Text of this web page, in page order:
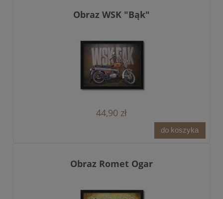
Obraz WSK "Bąk"
44,90 zł
do koszyka
Obraz Romet Ogar